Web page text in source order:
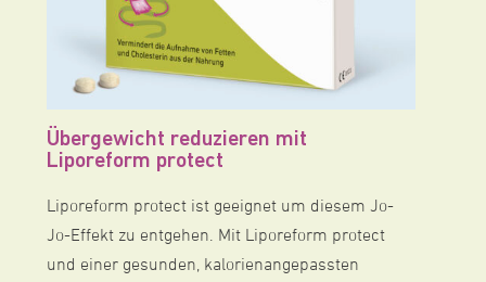
Übergewicht reduzieren mit
Liporeform protect
Liporeform protect ist geeignet um diesem Jo-
Jo-Effekt zu entgehen. Mit Liporeform protect
und einer gesunden, kalorienangepassten